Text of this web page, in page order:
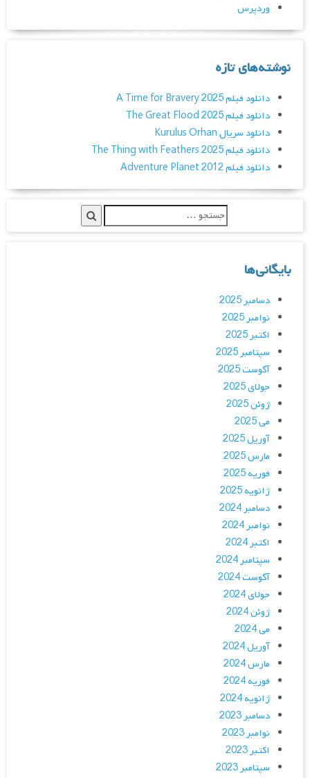
وردپرس
نوشته‌های تازه
دانلود فیلم A Time for Bravery 2025
دانلود فیلم The Great Flood 2025
دانلود سریال Kurulus Orhan
دانلود فیلم The Thing with Feathers 2025
دانلود فیلم Adventure Planet 2012
بایگانی‌ها
دسامبر 2025
نوامبر 2025
اکتبر 2025
سپتامبر 2025
آگوست 2025
جولای 2025
ژوئن 2025
می 2025
آوریل 2025
مارس 2025
فوریه 2025
ژانویه 2025
دسامبر 2024
نوامبر 2024
اکتبر 2024
سپتامبر 2024
آگوست 2024
جولای 2024
ژوئن 2024
می 2024
آوریل 2024
مارس 2024
فوریه 2024
ژانویه 2024
دسامبر 2023
نوامبر 2023
اکتبر 2023
سپتامبر 2023